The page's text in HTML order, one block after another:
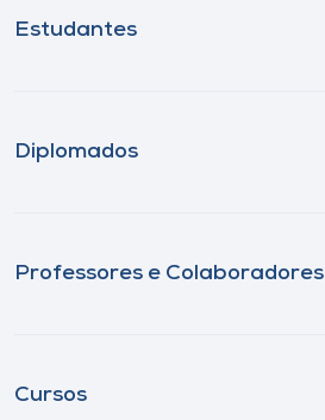
Estudantes
Diplomados
Professores e Colaboradores
Cursos